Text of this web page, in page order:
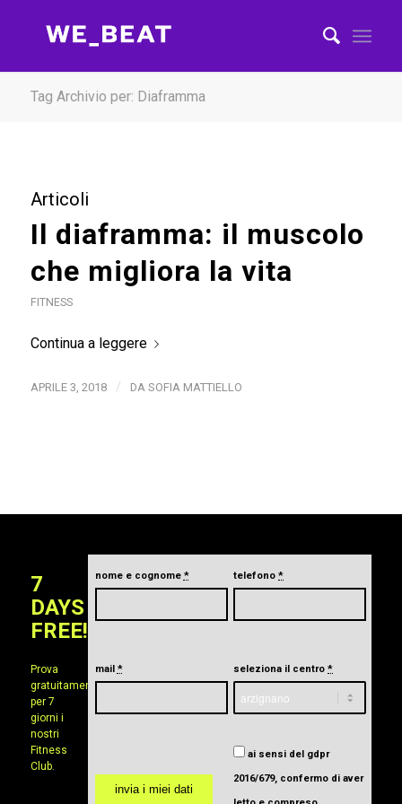
Tag Archivio per: Diaframma
Articoli
Il diaframma: il muscolo
che migliora la vita
FITNESS
Continua a leggere
APRILE 3, 2018 / DA SOFIA MATTIELLO
7
DAYS
FREE!
Prova
gratuitamente
per 7
giorni i
nostri
Fitness
Club.
nome e cognome * telefono*
mail * seleziona il centro*
ai sensi del gdpr
2016/679, confermo di aver